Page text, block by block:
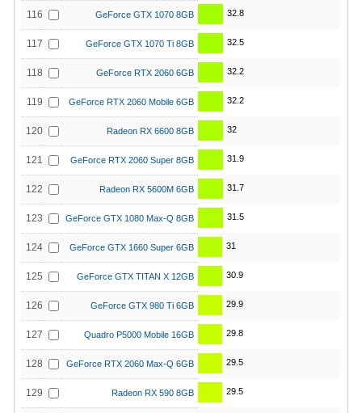
116 GeForce GTX 1070 8GB 32.8
117 GeForce GTX 1070 Ti 8GB 32.5
118 GeForce RTX 2060 6GB 32.2
119 GeForce RTX 2060 Mobile 6GB 32.2
120 Radeon RX 6600 8GB 32
121 GeForce RTX 2060 Super 8GB 31.9
122 Radeon RX 5600M 6GB 31.7
123 GeForce GTX 1080 Max-Q 8GB 31.5
124 GeForce GTX 1660 Super 6GB 31
125 GeForce GTX TITAN X 12GB 30.9
126 GeForce GTX 980 Ti 6GB 29.9
127 Quadro P5000 Mobile 16GB 29.8
128 GeForce RTX 2060 Max-Q 6GB 29.5
129 Radeon RX 590 8GB 29.5